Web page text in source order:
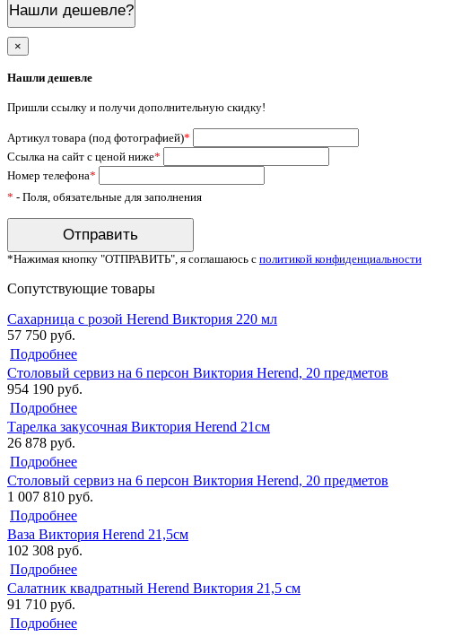
Нашли дешевле?
×
Нашли дешевле
Пришли ссылку и получи дополнительную скидку!
Артикул товара (под фотографией)*
Ссылка на сайт с ценой ниже*
Номер телефона*
* - Поля, обязательные для заполнения
*Нажимая кнопку "ОТПРАВИТЬ", я соглашаюсь с политикой конфиденциальности
Сопутствующие товары
Сахарница с розой Herend Виктория 220 мл
57 750 руб.
Подробнее
Столовый сервиз на 6 персон Виктория Herend, 20 предметов
954 190 руб.
Подробнее
Тарелка закусочная Виктория Herend 21см
26 878 руб.
Подробнее
Столовый сервиз на 6 персон Виктория Herend, 20 предметов
1 007 810 руб.
Подробнее
Ваза Виктория Herend 21,5см
102 308 руб.
Подробнее
Салатник квадратный Herend Виктория 21,5 см
91 710 руб.
Подробнее